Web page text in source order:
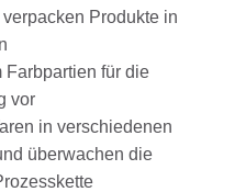
Produkte in
Farbpartien für die
vor
in verschiedenen
überwachen die